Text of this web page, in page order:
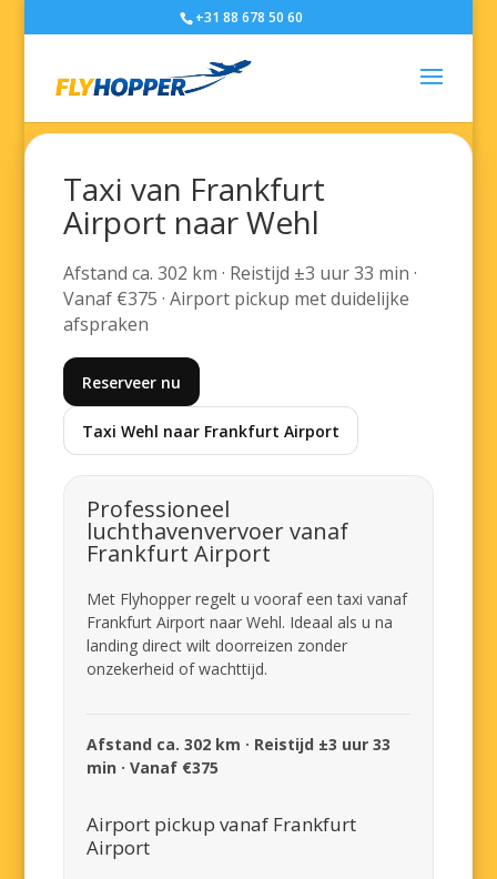
+31 88 678 50 60
Taxi van Frankfurt
Airport naar Wehl
Afstand ca. 302 km · Reistijd ±3 uur 33 min ·
Vanaf €375 · Airport pickup met duidelijke
afspraken
Reserveer nu
Taxi Wehl naar Frankfurt Airport
Professioneel
luchthavenvervoer vanaf
Frankfurt Airport
Met Flyhopper regelt u vooraf een taxi vanaf
Frankfurt Airport naar Wehl. Ideaal als u na
landing direct wilt doorreizen zonder
onzekerheid of wachttijd.
Afstand ca. 302 km · Reistijd ±3 uur 33
min · Vanaf €375
Airport pickup vanaf Frankfurt
Airport